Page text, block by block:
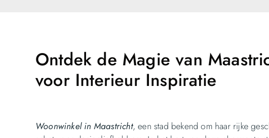
Ontdek de Magie van
voor Interieur Inspiratie
Woonwinkel in Maastricht, een stad bekend om haar rijke